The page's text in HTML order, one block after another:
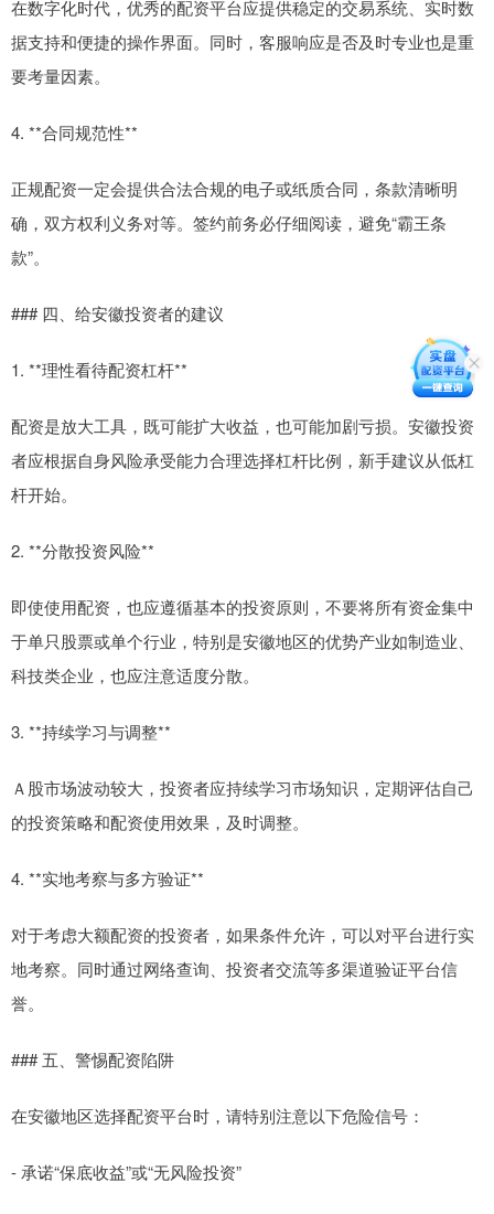
在数字化时代，优秀的配资平台应提供稳定的交易系统、实时数
据支持和便捷的操作界面。同时，客服响应是否及时专业也是重
要考量因素。
4. **合同规范性**
正规配资一定会提供合法合规的电子或纸质合同，条款清晰明
确，双方权利义务对等。签约前务必仔细阅读，避免“霸王条
款”。
### 四、给安徽投资者的建议
1. **理性看待配资杠杆**
配资是放大工具，既可能扩大收益，也可能加剧亏损。安徽投资
者应根据自身风险承受能力合理选择杠杆比例，新手建议从低杠
杆开始。
2. **分散投资风险**
即使使用配资，也应遵循基本的投资原则，不要将所有资金集中
于单只股票或单个行业，特别是安徽地区的优势产业如制造业、
科技类企业，也应注意适度分散。
3. **持续学习与调整**
Ａ股市场波动较大，投资者应持续学习市场知识，定期评估自己
的投资策略和配资使用效果，及时调整。
4. **实地考察与多方验证**
对于考虑大额配资的投资者，如果条件允许，可以对平台进行实
地考察。同时通过网络查询、投资者交流等多渠道验证平台信
誉。
### 五、警惕配资陷阱
在安徽地区选择配资平台时，请特别注意以下危险信号：
- 承诺“保底收益”或“无风险投资”